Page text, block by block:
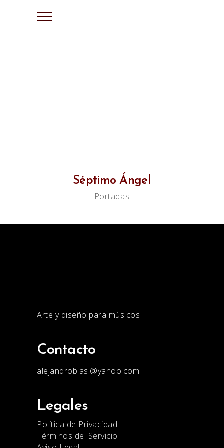
Séptimo Ángel
Portadas
Arte y diseño para músicos
Contacto
alejandroblasi@yahoo.com
Legales
Política de Privacidad
Términos del Servicio